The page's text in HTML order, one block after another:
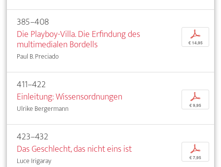
385–408
Die Playboy-Villa. Die Erfindung des
multimedialen Bordells
Paul B. Preciado
p
€ 14,95
411–422
Einleitung: Wissensordnungen
Ulrike Bergermann
p
€ 9,95
423–432
Das Geschlecht, das nicht eins ist
Luce Irigaray
p
€ 7,95